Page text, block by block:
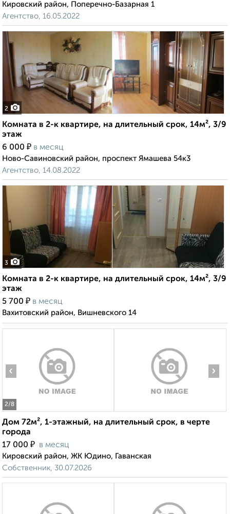
Кировский район, Поперечно-Базарная 1
Агентство, 16.05.2022
2
Комната в 2-к квартире, на длительный срок, 14м², 3/9
этаж
6 000 ₽ в месяц
Ново-Савиновский район, проспект Ямашева 54к3
Агентство, 14.08.2022
3
Комната в 2-к квартире, на длительный срок, 14м², 3/9
этаж
5 700 ₽ в месяц
Вахитовский район, Вишневского 14
2/8
‹ ›
Дом 72м², 1-этажный, на длительный срок, в черте
города
17 000 ₽ в месяц
Кировский район, ЖК Юдино, Гаванская
Собственник, 30.07.2026